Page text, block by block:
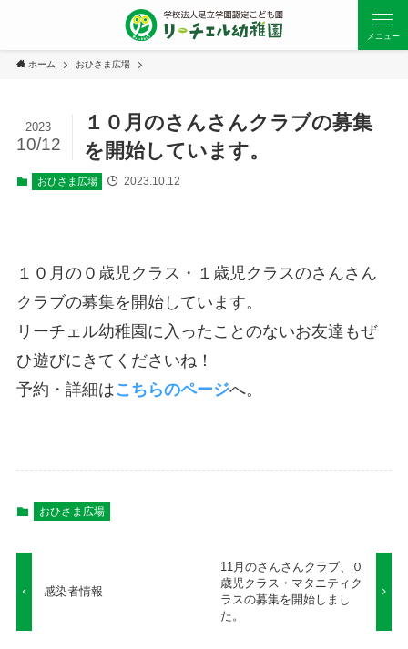
メニュー
ホーム おひさま広場
１０月のさんさんクラブの募集
を開始しています。
2023
10/12
おひさま広場 2023.10.12
１０月の０歳児クラス・１歳児クラスのさんさん
クラブの募集を開始しています。
リーチェル幼稚園に入ったことのないお友達もぜ
ひ遊びにきてくださいね！
予約・詳細はこちらのページへ。
おひさま広場
感染者情報
11月のさんさんクラブ、０
歳児クラス・マタニティク
ラスの募集を開始しまし
た。